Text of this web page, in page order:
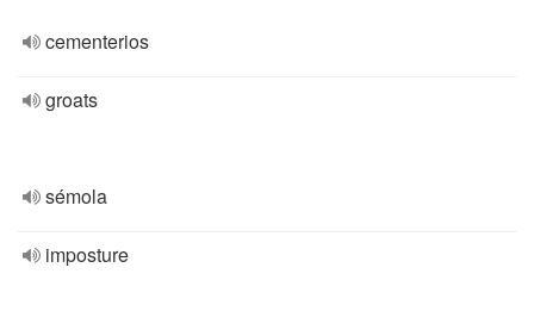
cementerios
groats
sémola
imposture